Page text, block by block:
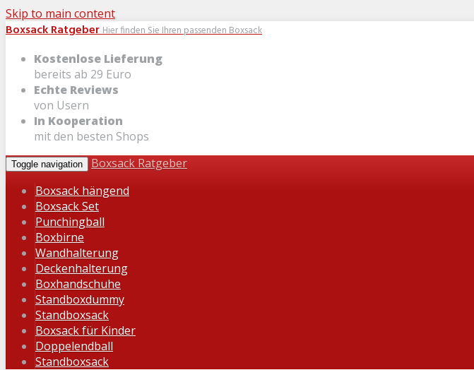
Skip to main content
Boxsack RatgeberHier finden Sie Ihren passenden Boxsack
Kostenlose Lieferung
bereits ab 29 Euro
Echte Reviews
von Usern
In Kooperation
mit den besten Shops
Toggle navigation
Boxsack Ratgeber
Boxsack hängend
Boxsack Set
Punchingball
Boxbirne
Wandhalterung
Deckenhalterung
Boxhandschuhe
Standboxdummy
Standboxsack
Boxsack für Kinder
Doppelendball
Standboxsack